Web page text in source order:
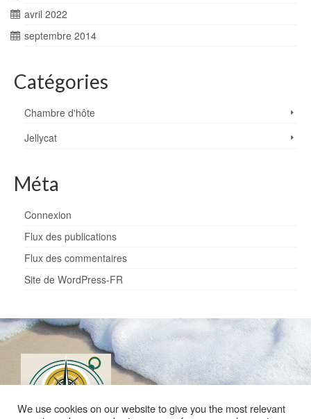
avril 2022
septembre 2014
Catégories
Chambre d'hôte
Jellycat
Méta
Connexion
Flux des publications
Flux des commentaires
Site de WordPress-FR
We use cookies on our website to give you the most relevant